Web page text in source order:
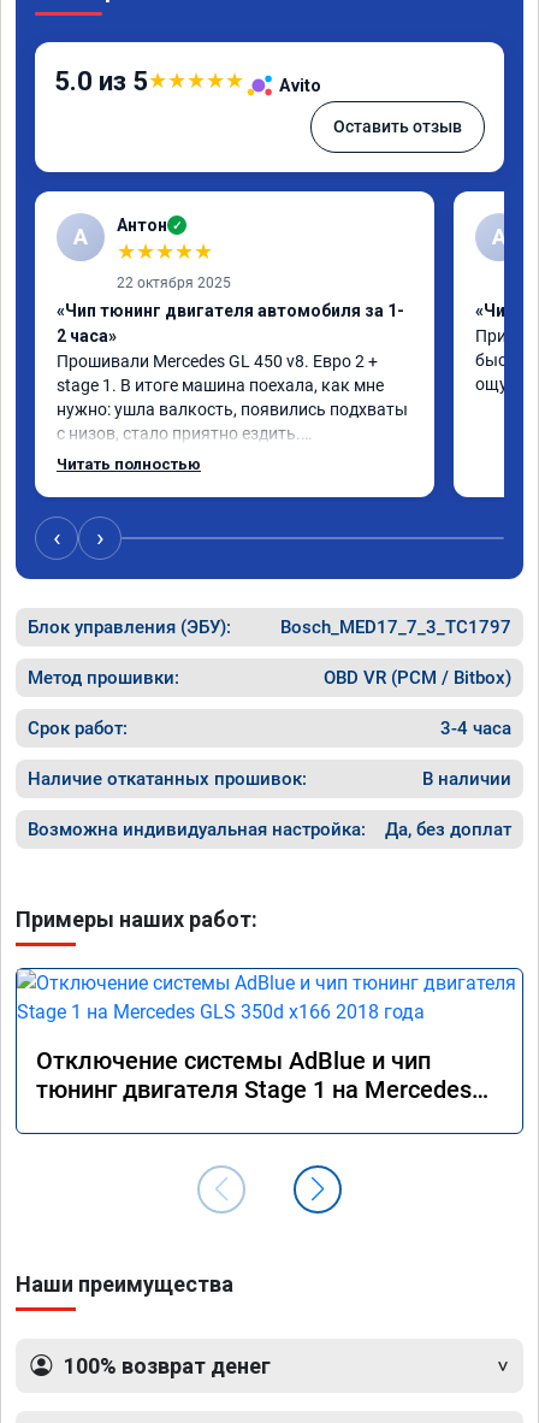
5.0 из 5★★★★★ Avito
Оставить отзыв
А Антон ✓
★★★★★
22 октября 2025
«Чип тюнинг двигателя автомобиля за 1-
2 часа»
Прошивали Mercedes GL 450 v8. Евро 2 +
stage 1. В итоге машина поехала, как мне
нужно: ушла валкость, появились подхваты
с низов, стало приятно ездить.
Одни из лучших трат, в авто! 🔥
Читать полностью
A
«Чип
‹ ›
Блок управления (ЭБУ): Bosch_MED17_7_3_TC1797
Метод прошивки: OBD VR (PCM / Bitbox)
Срок работ: 3-4 часа
Наличие откатанных прошивок: В наличии
Возможна индивидуальная настройка: Да, без доплат
Примеры наших работ:
Отключение системы AdBlue и чип
тюнинг двигателя Stage 1 на Mercedes
Наши преимущества
100% возврат денег